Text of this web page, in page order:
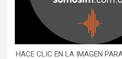
HACE CLIC EN LA IMAGEN